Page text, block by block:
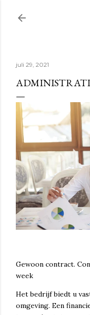
juli 29, 2021
Gewoon contract.
week
Het bedrijf biedt u
omgeving. Een